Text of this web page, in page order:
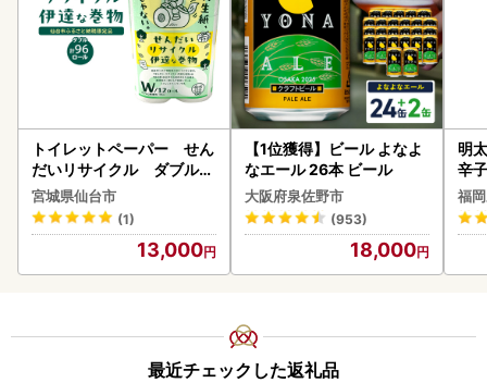
トイレットペーパー せん
だいリサイクル ダブル9
6ロール｜トイレット
宮城県仙台市
(1)
13,000
【1位獲得】ビール よなよ
なエール 26本 ビール
大阪府泉佐野市
(953)
18,000
明
辛
福
最近チェックした返礼品